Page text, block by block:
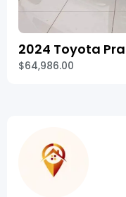
2024 Toyota
$64,986.00